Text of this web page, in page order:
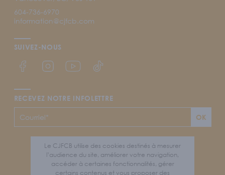
Le CJFCB utilise des cookies destinés à mesurer
l’audience du site, améliorer votre navigation,
accéder à certaines fonctionnalités, gérer
certains contenus et vous proposer des
604-736-6970
information@cjfcb.com
SUIVEZ-NOUS
Lien Facebook du CJFCB
Lien Instagram du CJFCB
Lien YouTube du CJFCB
Lien TikTok du CJFCB
RECEVEZ NOTRE INFOLETTRE
OK
Mentions légales et politique de confidentialité
Plan du site